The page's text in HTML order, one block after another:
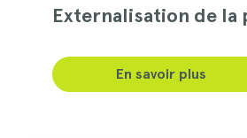
Externalisation de la
En savoir plus